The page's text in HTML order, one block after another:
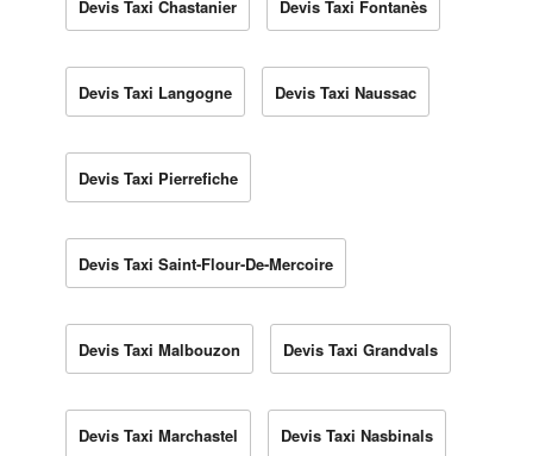
Devis Taxi Chastanier Devis Taxi Fontanès
Devis Taxi Langogne Devis Taxi Naussac
Devis Taxi Pierrefiche
Devis Taxi Saint-Flour-De-Mercoire
Devis Taxi Malbouzon Devis Taxi Grandvals
Devis Taxi Marchastel Devis Taxi Nasbinals